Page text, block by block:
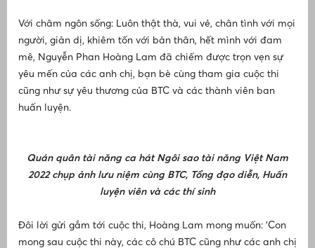
Với châm ngôn sống: Luôn thật thà, vui vẻ, chân tình với mọi
người, giản dị, khiêm tốn với bản thân, hết mình với đam
mê, Nguyễn Phan Hoàng Lam đã chiếm được trọn vẹn sự
yêu mến của các anh chị, bạn bè cùng tham gia cuộc thi
cũng như sự yêu thương của BTC và các thành viên ban
huấn luyện.
Quán quân tài năng ca hát Ngôi sao tài năng Việt Nam
2022 chụp ảnh lưu niệm cùng BTC, Tổng đạo diễn, Huấn
luyện viên và các thí sinh
Đôi lời gửi gắm tới cuộc thi, Hoàng Lam mong muốn: 'Con
mong sau cuộc thi này, các cô chú BTC cũng như các anh chị